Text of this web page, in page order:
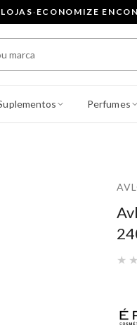
· ECONOMIZE
Perfumes
★ ★